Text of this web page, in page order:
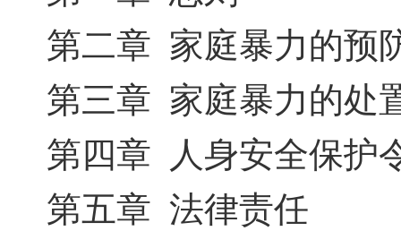
第二章 家庭暴力的预
第三章 家庭暴力的处
第四章 人身安全保护
第五章 法律责任